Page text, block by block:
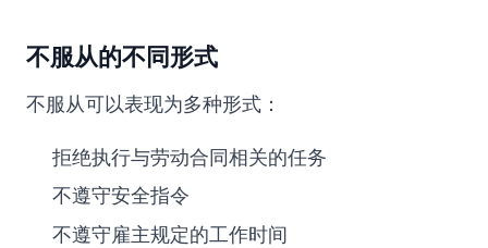
不服从的不同形式
不服从可以表现为多种形式：
拒绝执行与劳动合同相关的任务
不遵守安全指令
不遵守雇主规定的工作时间